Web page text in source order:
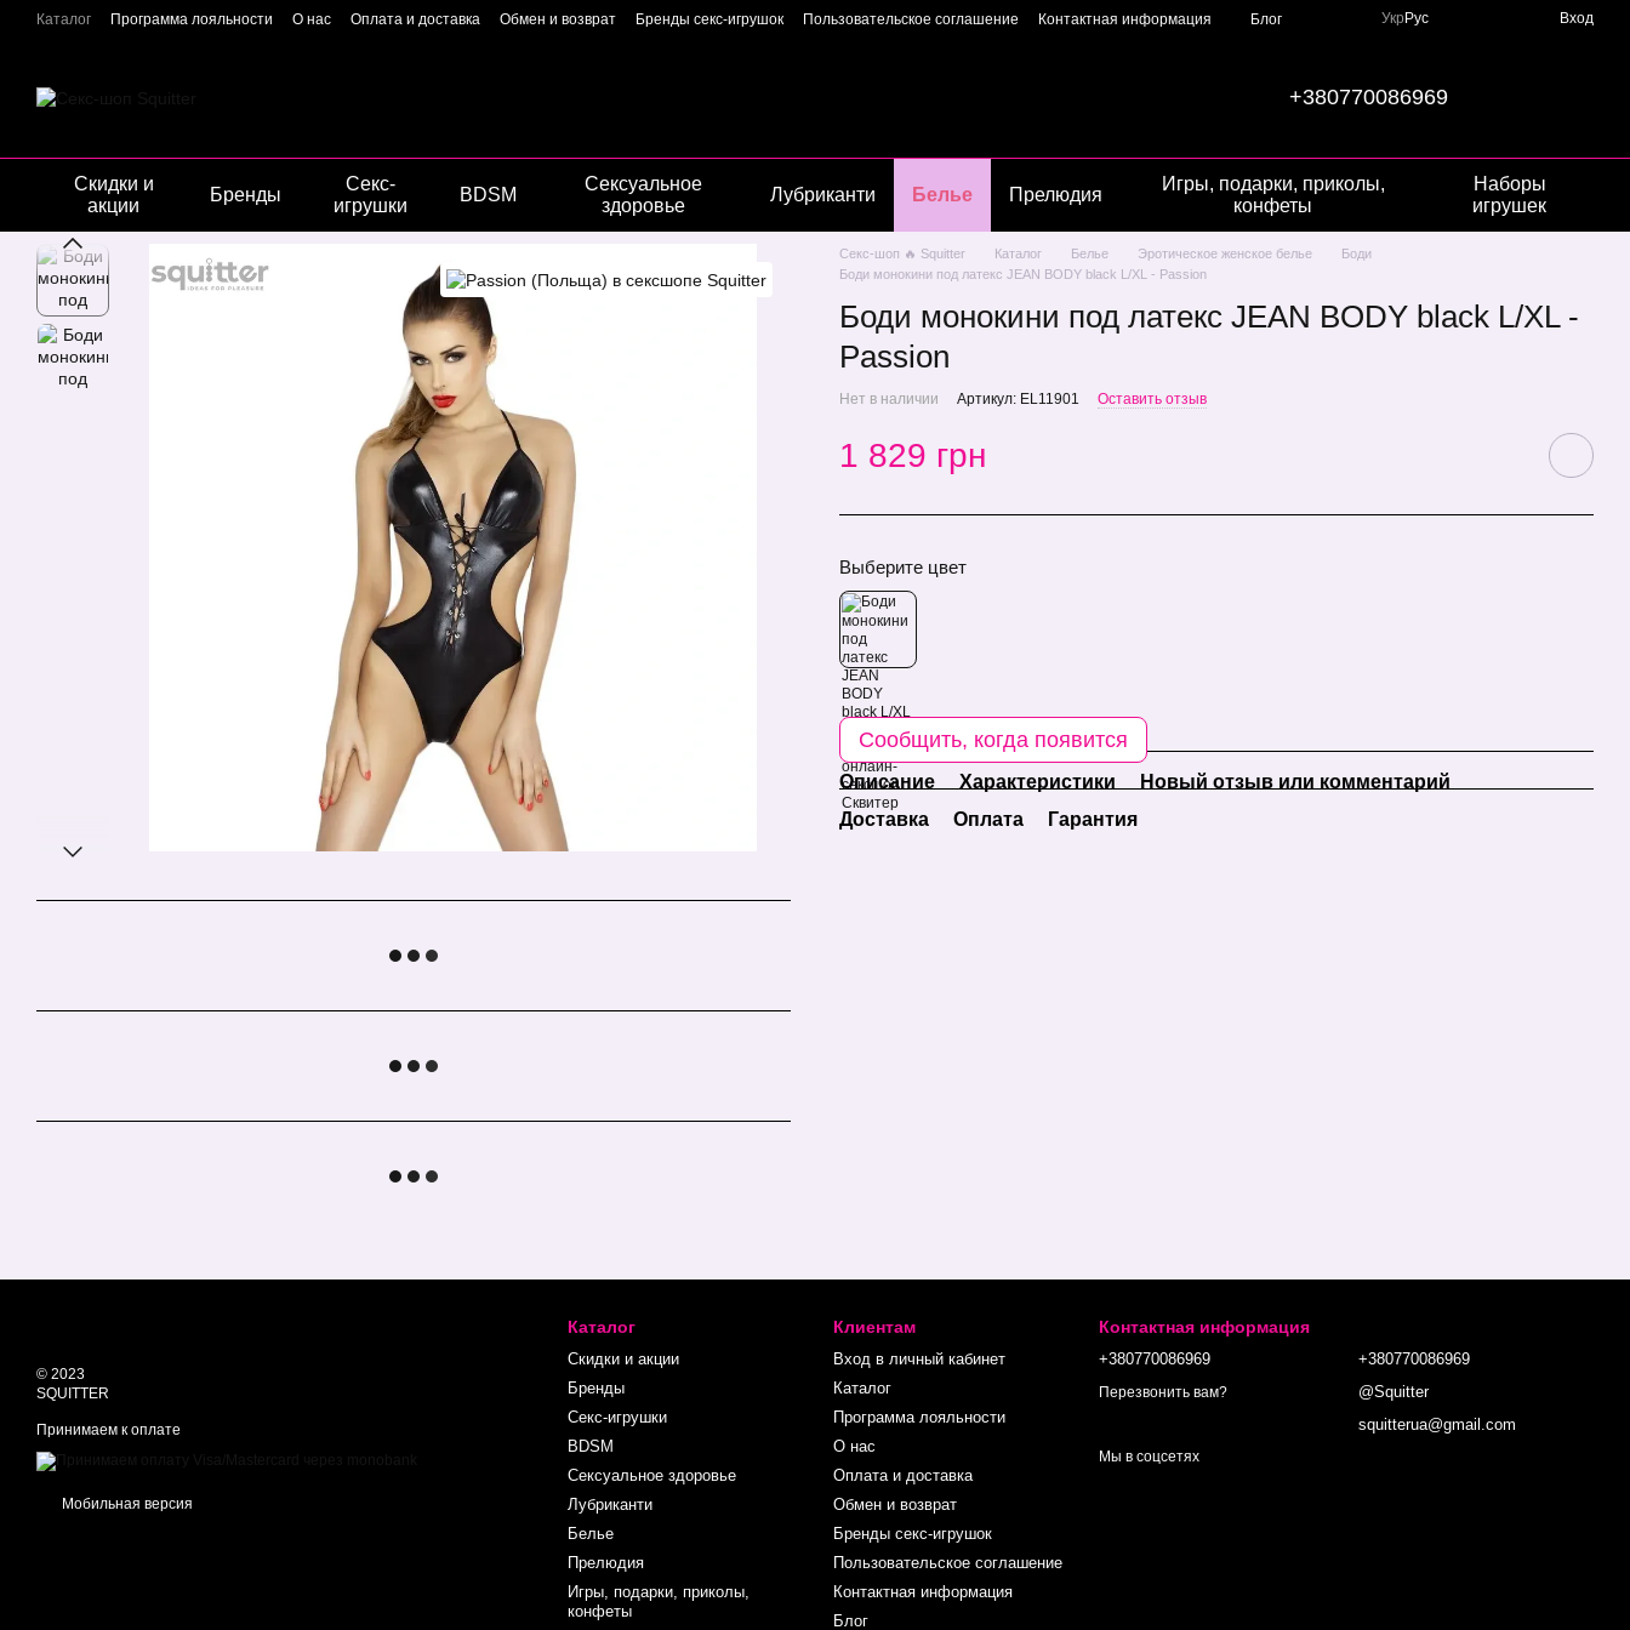
Перейти к основному контенту
Каталог Программа лояльности О нас Оплата и доставка Обмен и возврат Бренды секс-игрушок Пользовательское соглашение Контактная информация
Блог
Укр Рус Вход
+380770086969
Скидки и
акции
Бренды
Секс-
игрушки
BDSM
Сексуальное
здоровье
Лубриканти Белье Прелюдия
Игры, подарки, приколы,
конфеты
Наборы
игрушек
Секс-шоп 🔥 Squitter Каталог Белье Эротическое женское белье
Боди
Боди монокини под латекс JEAN BODY black L/XL - Passion
Боди монокини под латекс JEAN BODY black L/XL -
Passion
Нет в наличии Артикул: EL11901 Оставить отзыв
1 829 грн
Выберите цвет
Сообщить, когда появится
Описание Характеристики
Новый отзыв или комментарий
Доставка
Оплата Гарантия
© 2023
SQUITTER
Принимаем к оплате
Мобильная версия
Каталог
Скидки и акции
Бренды
Секс-игрушки
BDSM
Сексуальное здоровье
Лубриканти
Белье
Прелюдия
Игры, подарки, приколы,
конфеты
Клиентам
Вход в личный кабинет
Каталог
Программа лояльности
О нас
Оплата и доставка
Обмен и возврат
Бренды секс-игрушок
Пользовательское соглашение
Контактная информация
Блог
Контактная информация
+380770086969
Перезвонить вам?
+380770086969
@Squitter
squitterua@gmail.com
Мы в соцсетях